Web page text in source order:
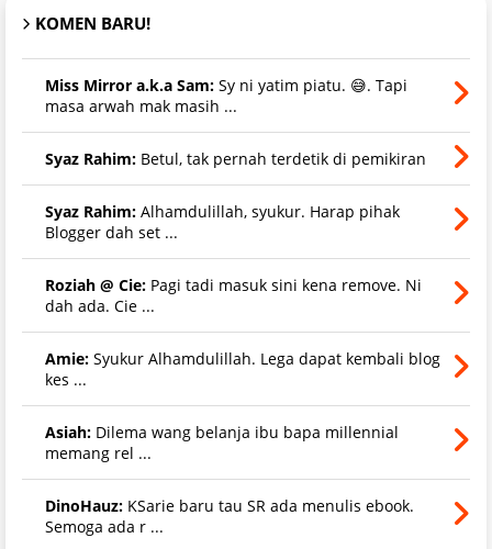
KOMEN BARU!
Miss Mirror a.k.a Sam: Sy ni yatim piatu. 😅. Tapi
masa arwah mak masih ...
Syaz Rahim: Betul, tak pernah terdetik di pemikiran
Syaz Rahim: Alhamdulillah, syukur. Harap pihak
Blogger dah set ...
Roziah @ Cie: Pagi tadi masuk sini kena remove. Ni
dah ada. Cie ...
Amie: Syukur Alhamdulillah. Lega dapat kembali blog
kes ...
Asiah: Dilema wang belanja ibu bapa millennial
memang rel ...
DinoHauz: KSarie baru tau SR ada menulis ebook.
Semoga ada r ...